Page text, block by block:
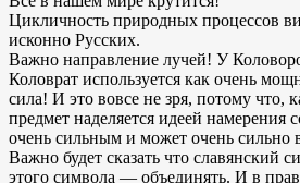
Цикличность природных процессов
исконно Русских.
Важно направление лучей! У
Коловрат используется как очень
сила! И это вовсе не зря, потому что,
предмет наделяется идеей
очень сильным и может очень сильно
Важно будет сказать что славянский
этого символа — объединять. И в